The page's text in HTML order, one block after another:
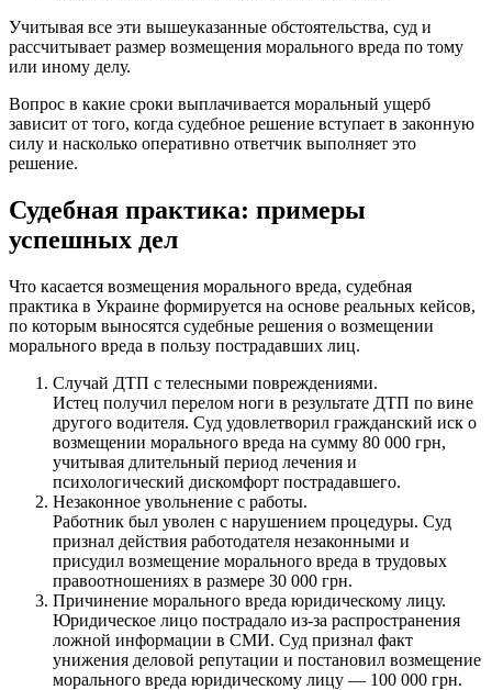
Учитывая все эти вышеуказанные обстоятельства, суд и
рассчитывает размер возмещения морального вреда по тому
или иному делу.
Вопрос в какие сроки выплачивается моральный ущерб
зависит от того, когда судебное решение вступает в законную
силу и насколько оперативно ответчик выполняет это
решение.
Судебная практика: примеры
успешных дел
Что касается возмещения морального вреда, судебная
практика в Украине формируется на основе реальных кейсов,
по которым выносятся судебные решения о возмещении
морального вреда в пользу пострадавших лиц.
Случай ДТП с телесными повреждениями.
Истец получил перелом ноги в результате ДТП по вине
другого водителя. Суд удовлетворил гражданский иск о
возмещении морального вреда на сумму 80 000 грн,
учитывая длительный период лечения и
психологический дискомфорт пострадавшего.
Незаконное увольнение с работы.
Работник был уволен с нарушением процедуры. Суд
признал действия работодателя незаконными и
присудил возмещение морального вреда в трудовых
правоотношениях в размере 30 000 грн.
Причинение морального вреда юридическому лицу.
Юридическое лицо пострадало из-за распространения
ложной информации в СМИ. Суд признал факт
унижения деловой репутации и постановил возмещение
морального вреда юридическому лицу — 100 000 грн.